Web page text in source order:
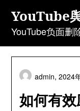
content
YouTube
YouTube负面删
如何有
admin,2024